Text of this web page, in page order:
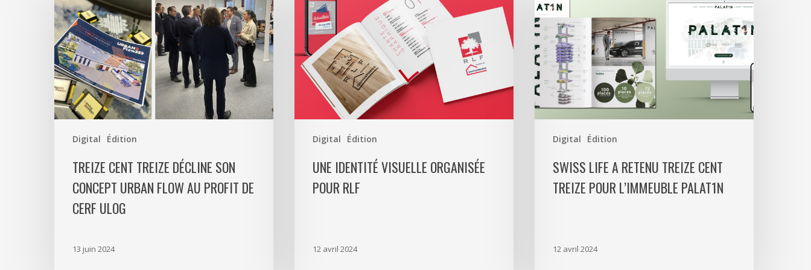
Digital Édition
Treize
décline
son
concept
Urban
Flow
au
profit
TREIZE CENT TREIZE DÉCLINE SON
CONCEPT URBAN FLOW AU PROFIT DE
CERF ULOG
13 juin 2024
Digital Édition
visuelle
organisée
RLF
UNE IDENTITÉ VISUELLE ORGANISÉE
POUR RLF
12 avril 2024
Digital Édition
a
retenu
Treize
Cent
Treize
pour
l’immeuble
Palat1n
SWISS LIFE A RETENU TREIZE CENT
TREIZE POUR L’IMMEUBLE PALAT1N
12 avril 2024